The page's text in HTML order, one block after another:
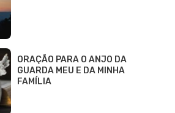
ORAÇÃO PARA O ANJO DA
GUARDA MEU E DA MINHA
FAMÍLIA